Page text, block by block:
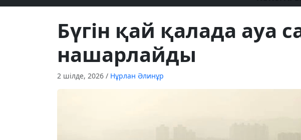
Бүгін қай қалада ауа
нашарлайды
2 шілде, 2026 / Нұрлан Әлинұр